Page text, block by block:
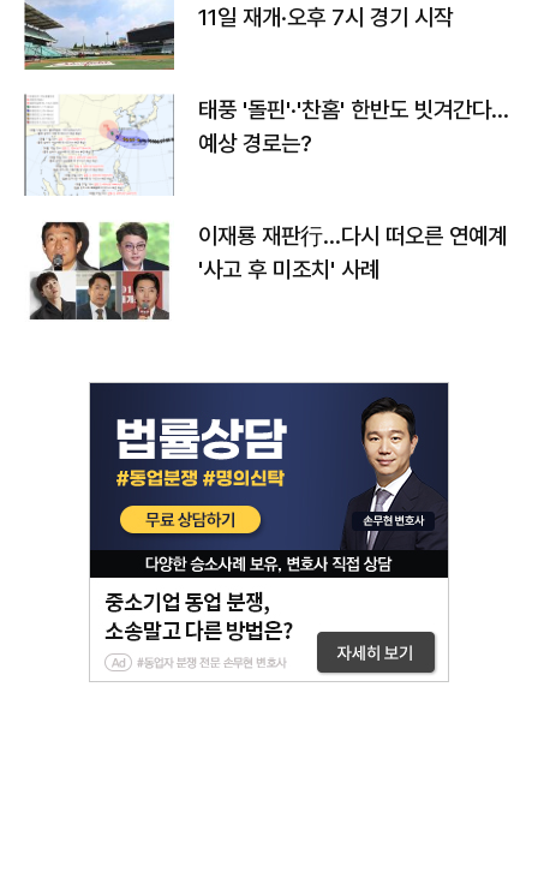
11일 재개·오후 7시 경기 시작
태풍 '돌핀'·'찬홈' 한반도 빗겨간다…
예상 경로는?
이재룡 재판行…다시 떠오른 연예계
'사고 후 미조치' 사례